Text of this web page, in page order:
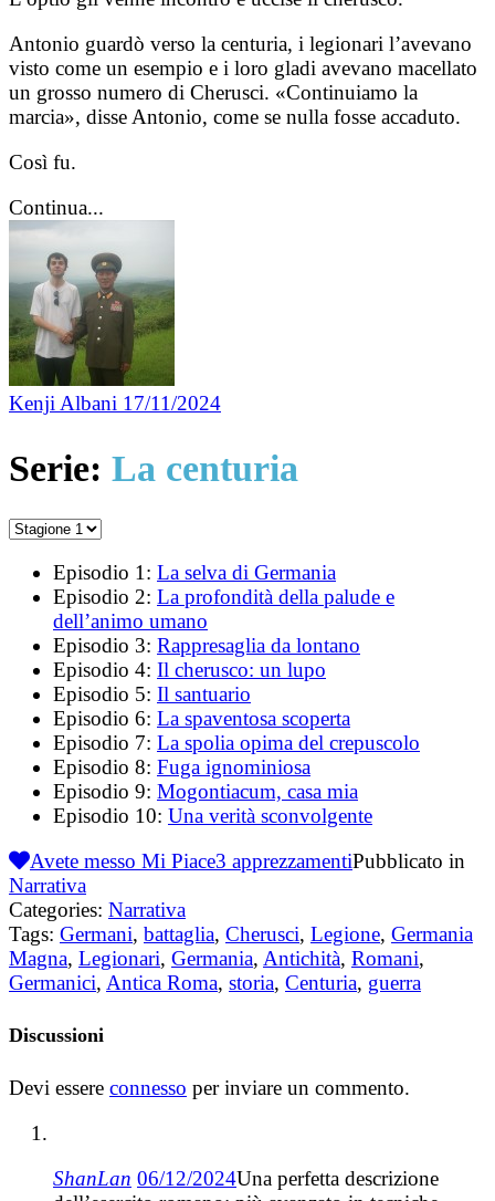
Antonio guardò verso la centuria, i legionari l’avevano
visto come un esempio e i loro gladi avevano macellato
un grosso numero di Cherusci. «Continuiamo la
marcia», disse Antonio, come se nulla fosse accaduto.
Così fu.
Continua...
Kenji Albani 17/11/2024
Serie: La centuria
Episodio 1: La selva di Germania
Episodio 2: La profondità della palude e
dell’animo umano
Episodio 3: Rappresaglia da lontano
Episodio 4: Il cherusco: un lupo
Episodio 5: Il santuario
Episodio 6: La spaventosa scoperta
Episodio 7: La spolia opima del crepuscolo
Episodio 8: Fuga ignominiosa
Episodio 9: Mogontiacum, casa mia
Episodio 10: Una verità sconvolgente
Avete messo Mi Piace3 apprezzamentiPubblicato in
Narrativa
Categories: Narrativa
Tags: Germani, battaglia, Cherusci, Legione, Germania
Magna, Legionari, Germania, Antichità, Romani,
Germanici, Antica Roma, storia, Centuria, guerra
Discussioni
Devi essere connesso per inviare un commento.
ShanLan 06/12/2024Una perfetta descrizione